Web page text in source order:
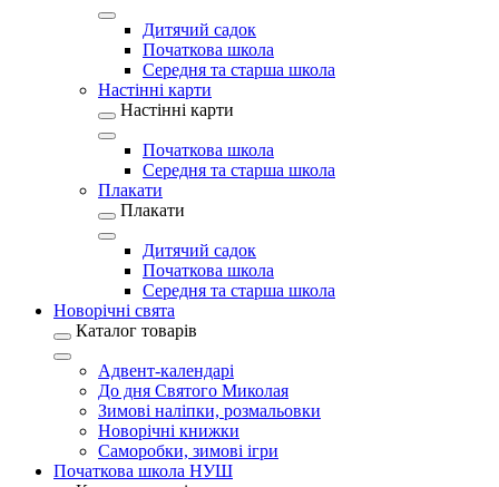
Дитячий садок
Початкова школа
Середня та старша школа
Настінні карти
Настінні карти
Початкова школа
Середня та старша школа
Плакати
Плакати
Дитячий садок
Початкова школа
Середня та старша школа
Новорічні свята
Каталог товарів
Адвент-календарі
До дня Святого Миколая
Зимові наліпки, розмальовки
Новорічні книжки
Саморобки, зимові ігри
Початкова школа НУШ